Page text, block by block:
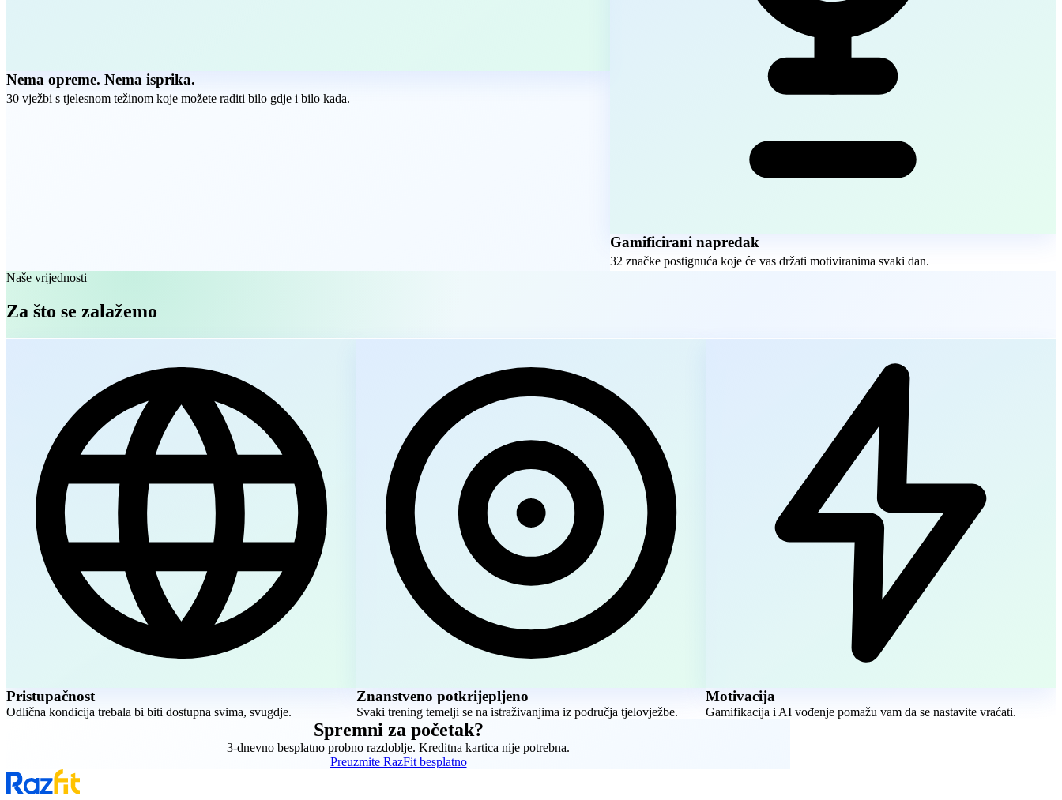
Nema opreme. Nema isprika.
30 vježbi s tjelesnom težinom koje možete raditi bilo gdje i bilo kada.
Gamificirani napredak
32 značke postignuća koje će vas držati motiviranima svaki dan.
Naše vrijednosti
Za što se zalažemo
Pristupačnost
Odlična kondicija trebala bi biti dostupna svima, svugdje.
Znanstveno potkrijepljeno
Svaki trening temelji se na istraživanjima iz područja tjelovježbe.
Motivacija
Gamifikacija i AI vođenje pomažu vam da se nastavite vraćati.
Spremni za početak?
3-dnevno besplatno probno razdoblje. Kreditna kartica nije potrebna.
Preuzmite RazFit besplatno